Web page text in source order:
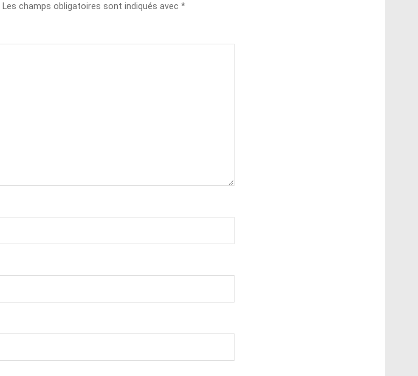
Les champs obligatoires sont indiqués avec *